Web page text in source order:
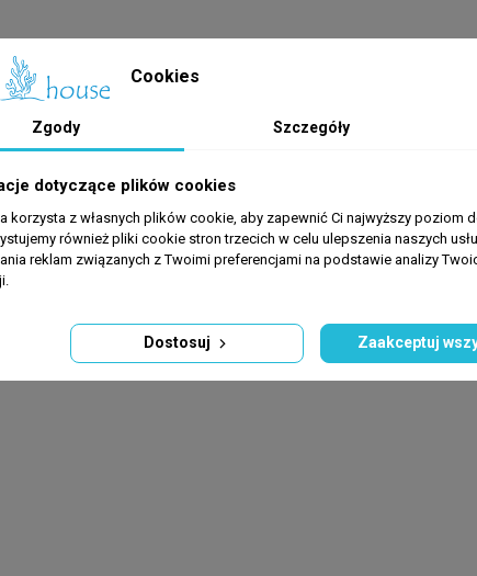
Cookies
Zgody Szczegóły
dotyczące plików cookies
korzysta z własnych plików cookie, aby zapewnić Ci najwyższy poziom
również pliki cookie stron trzecich w celu ulepszenia naszych
reklam związanych z Twoimi preferencjami na podstawie analizy
Dostosuj Zaakceptuj